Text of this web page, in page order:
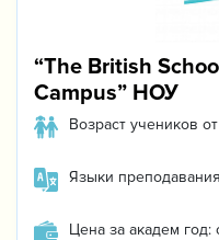
“The British
Campus” НОУ
Возраст учеников
Языки
Цена за академ год: